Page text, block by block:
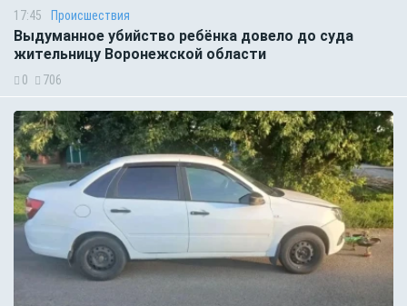
17:45 Происшествия
Выдуманное убийство ребёнка довело до суда
жительницу Воронежской области
0 706